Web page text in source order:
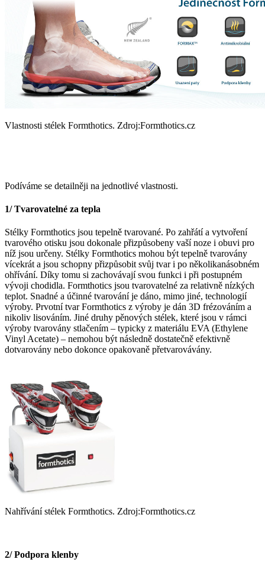
Vlastnosti stélek Formthotics. Zdroj:Formthotics.cz
Podíváme se detailněji na jednotlivé vlastnosti.
1/ Tvarovatelné za tepla
Stélky Formthotics jsou tepelně tvarované. Po zahřátí a vytvoření
tvarového otisku jsou dokonale přizpůsobeny vaší noze i obuvi pro
níž jsou určeny. Stélky Formthotics mohou být tepelně tvarovány
vícekrát a jsou schopny přizpůsobit svůj tvar i po několikanásobném
ohřívání. Díky tomu si zachovávají svou funkci i při postupném
vývoji chodidla. Formthotics jsou tvarovatelné za relativně nízkých
teplot. Snadné a účinné tvarování je dáno, mimo jiné, technologií
výroby. Prvotní tvar Formthotics z výroby je dán 3D frézováním a
nikoliv lisováním. Jiné druhy pěnových stélek, které jsou v rámci
výroby tvarovány stlačením – typicky z materiálu EVA (Ethylene
Vinyl Acetate) – nemohou být následně dostatečně efektivně
dotvarovány nebo dokonce opakovaně přetvarovávány.
Nahřívání stélek Formthotics. Zdroj:Formthotics.cz
2/ Podpora klenby